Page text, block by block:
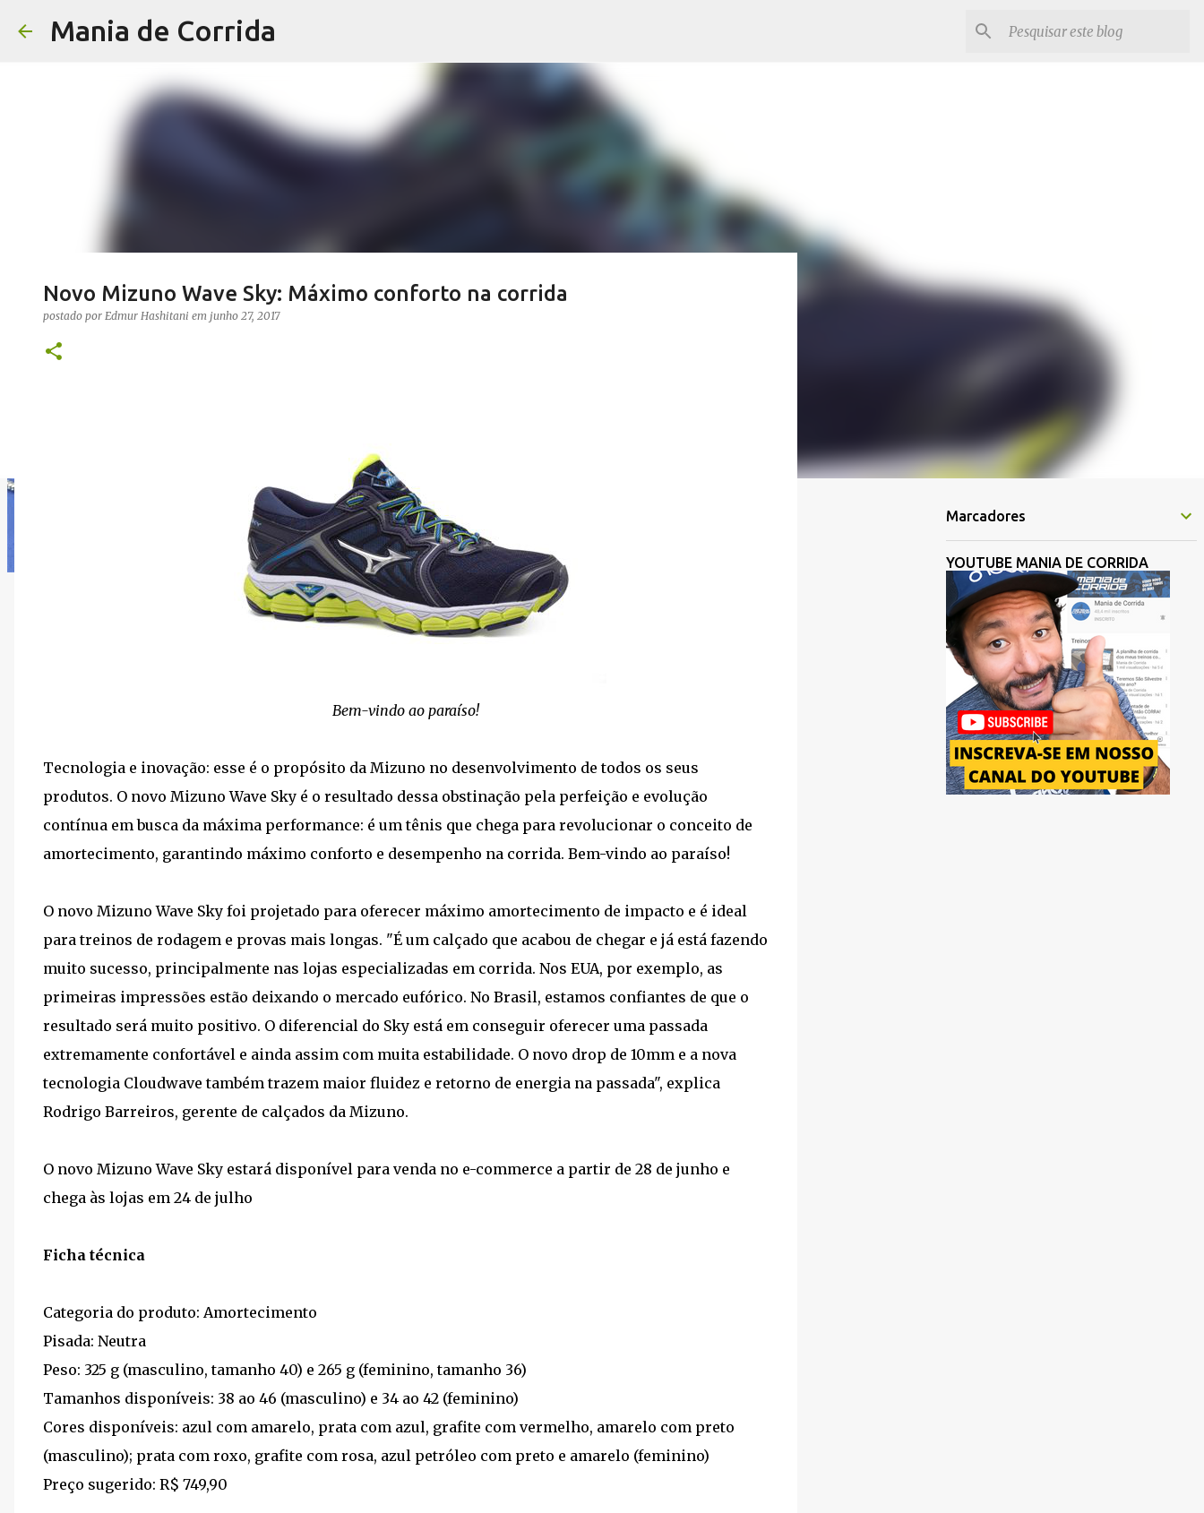
Mania de Corrida
Novo Mizuno Wave Sky: Máximo conforto na corrida
postado por Edmur Hashitani em junho 27, 2017
Bem-vindo ao paraíso!
Tecnologia e inovação: esse é o propósito da Mizuno no desenvolvimento de todos os seus
produtos. O novo Mizuno Wave Sky é o resultado dessa obstinação pela perfeição e evolução
contínua em busca da máxima performance: é um tênis que chega para revolucionar o conceito de
amortecimento, garantindo máximo conforto e desempenho na corrida. Bem-vindo ao paraíso!
O novo Mizuno Wave Sky foi projetado para oferecer máximo amortecimento de impacto e é ideal
para treinos de rodagem e provas mais longas. "É um calçado que acabou de chegar e já está fazendo
muito sucesso, principalmente nas lojas especializadas em corrida. Nos EUA, por exemplo, as
primeiras impressões estão deixando o mercado eufórico. No Brasil, estamos confiantes de que o
resultado será muito positivo. O diferencial do Sky está em conseguir oferecer uma passada
extremamente confortável e ainda assim com muita estabilidade. O novo drop de 10mm e a nova
tecnologia Cloudwave também trazem maior fluidez e retorno de energia na passada", explica
Rodrigo Barreiros, gerente de calçados da Mizuno.
O novo Mizuno Wave Sky estará disponível para venda no e-commerce a partir de 28 de junho e
chega às lojas em 24 de julho
Ficha técnica
Categoria do produto: Amortecimento
Pisada: Neutra
Peso: 325 g (masculino, tamanho 40) e 265 g (feminino, tamanho 36)
Tamanhos disponíveis: 38 ao 46 (masculino) e 34 ao 42 (feminino)
Cores disponíveis: azul com amarelo, prata com azul, grafite com vermelho, amarelo com preto
(masculino); prata com roxo, grafite com rosa, azul petróleo com preto e amarelo (feminino)
Preço sugerido: R$ 749,90
Marcadores
YOUTUBE MANIA DE CORRIDA